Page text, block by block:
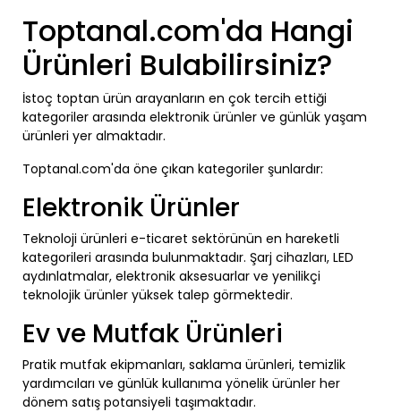
Toptanal.com'da Hangi
Ürünleri Bulabilirsiniz?
İstoç toptan ürün arayanların en çok tercih ettiği
kategoriler arasında elektronik ürünler ve günlük yaşam
ürünleri yer almaktadır.
Toptanal.com'da öne çıkan kategoriler şunlardır:
Elektronik Ürünler
Teknoloji ürünleri e-ticaret sektörünün en hareketli
kategorileri arasında bulunmaktadır. Şarj cihazları, LED
aydınlatmalar, elektronik aksesuarlar ve yenilikçi
teknolojik ürünler yüksek talep görmektedir.
Ev ve Mutfak Ürünleri
Pratik mutfak ekipmanları, saklama ürünleri, temizlik
yardımcıları ve günlük kullanıma yönelik ürünler her
dönem satış potansiyeli taşımaktadır.